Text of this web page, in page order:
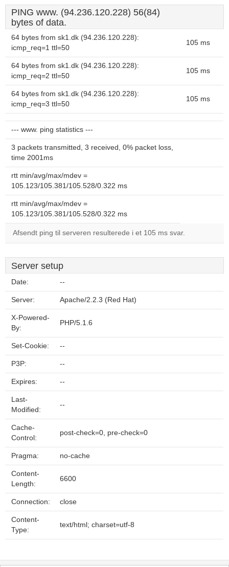
PING www. (94.236.120.228) 56(84)
bytes of data.
64 bytes from sk1.dk (94.236.120.228):
icmp_req=1 ttl=50
105 ms
64 bytes from sk1.dk (94.236.120.228):
icmp_req=2 ttl=50
105 ms
64 bytes from sk1.dk (94.236.120.228):
icmp_req=3 ttl=50
105 ms
--- www. ping statistics ---
3 packets transmitted, 3 received, 0% packet loss,
time 2001ms
rtt min/avg/max/mdev =
105.123/105.381/105.528/0.322 ms
rtt min/avg/max/mdev =
105.123/105.381/105.528/0.322 ms
Afsendt ping til serveren resulterede i et 105 ms svar.
Server setup
Date: --
Server: Apache/2.2.3 (Red Hat)
X-Powered-
By:
PHP/5.1.6
Set-Cookie: --
P3P: --
Expires: --
Last-
Modified:
--
Cache-
Control:
post-check=0, pre-check=0
Pragma: no-cache
Content-
Length:
6600
Connection: close
Content-
Type:
text/html; charset=utf-8